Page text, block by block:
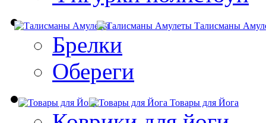
Талисманы
Брелки
Обереги
Товары для Йога